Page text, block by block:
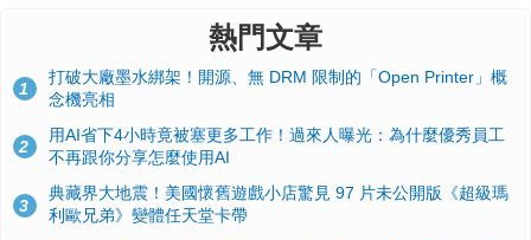
熱門文章
1
打破大廠墨水綁架！開源、無 DRM 限制的「Open Printer」概
念機亮相
2
用AI省下4小時竟被塞更多工作！過來人曝光：為什麼優秀員工
不再跟你分享怎麼使用AI
3
典藏界大地震！美國懷舊遊戲小店驚見 97 片未公開版《超級瑪
利歐兄弟》變體任天堂卡帶